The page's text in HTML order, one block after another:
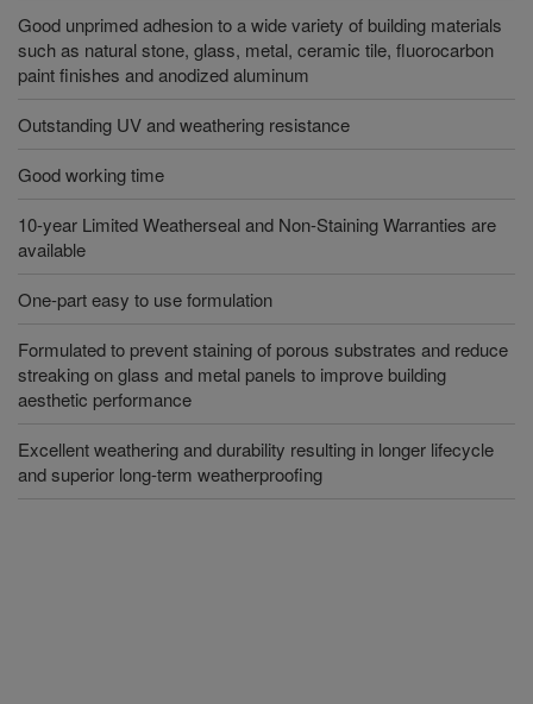
Good unprimed adhesion to a wide variety of building materials
such as natural stone, glass, metal, ceramic tile, fluorocarbon
paint finishes and anodized aluminum
Outstanding UV and weathering resistance
Good working time
10-year Limited Weatherseal and Non-Staining Warranties are
available
One-part easy to use formulation
Formulated to prevent staining of porous substrates and reduce
streaking on glass and metal panels to improve building
aesthetic performance
Excellent weathering and durability resulting in longer lifecycle
and superior long-term weatherproofing